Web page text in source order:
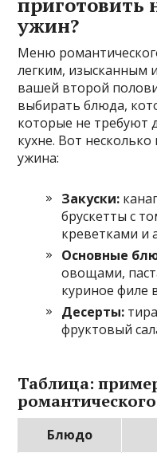
ужин?
Меню
легким, изысканным
вашей второй
выбирать блюда,
которые не требуют
кухне. Вот
ужина:
Закуски:
брускетты с
креветками и
Основные
овощами,
куриное филе
Десерты:
фруктовый
Таблица:
Блюдо